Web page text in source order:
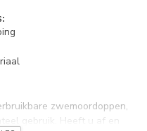
zwemoordoppen,
gebruik. Heeft u af en